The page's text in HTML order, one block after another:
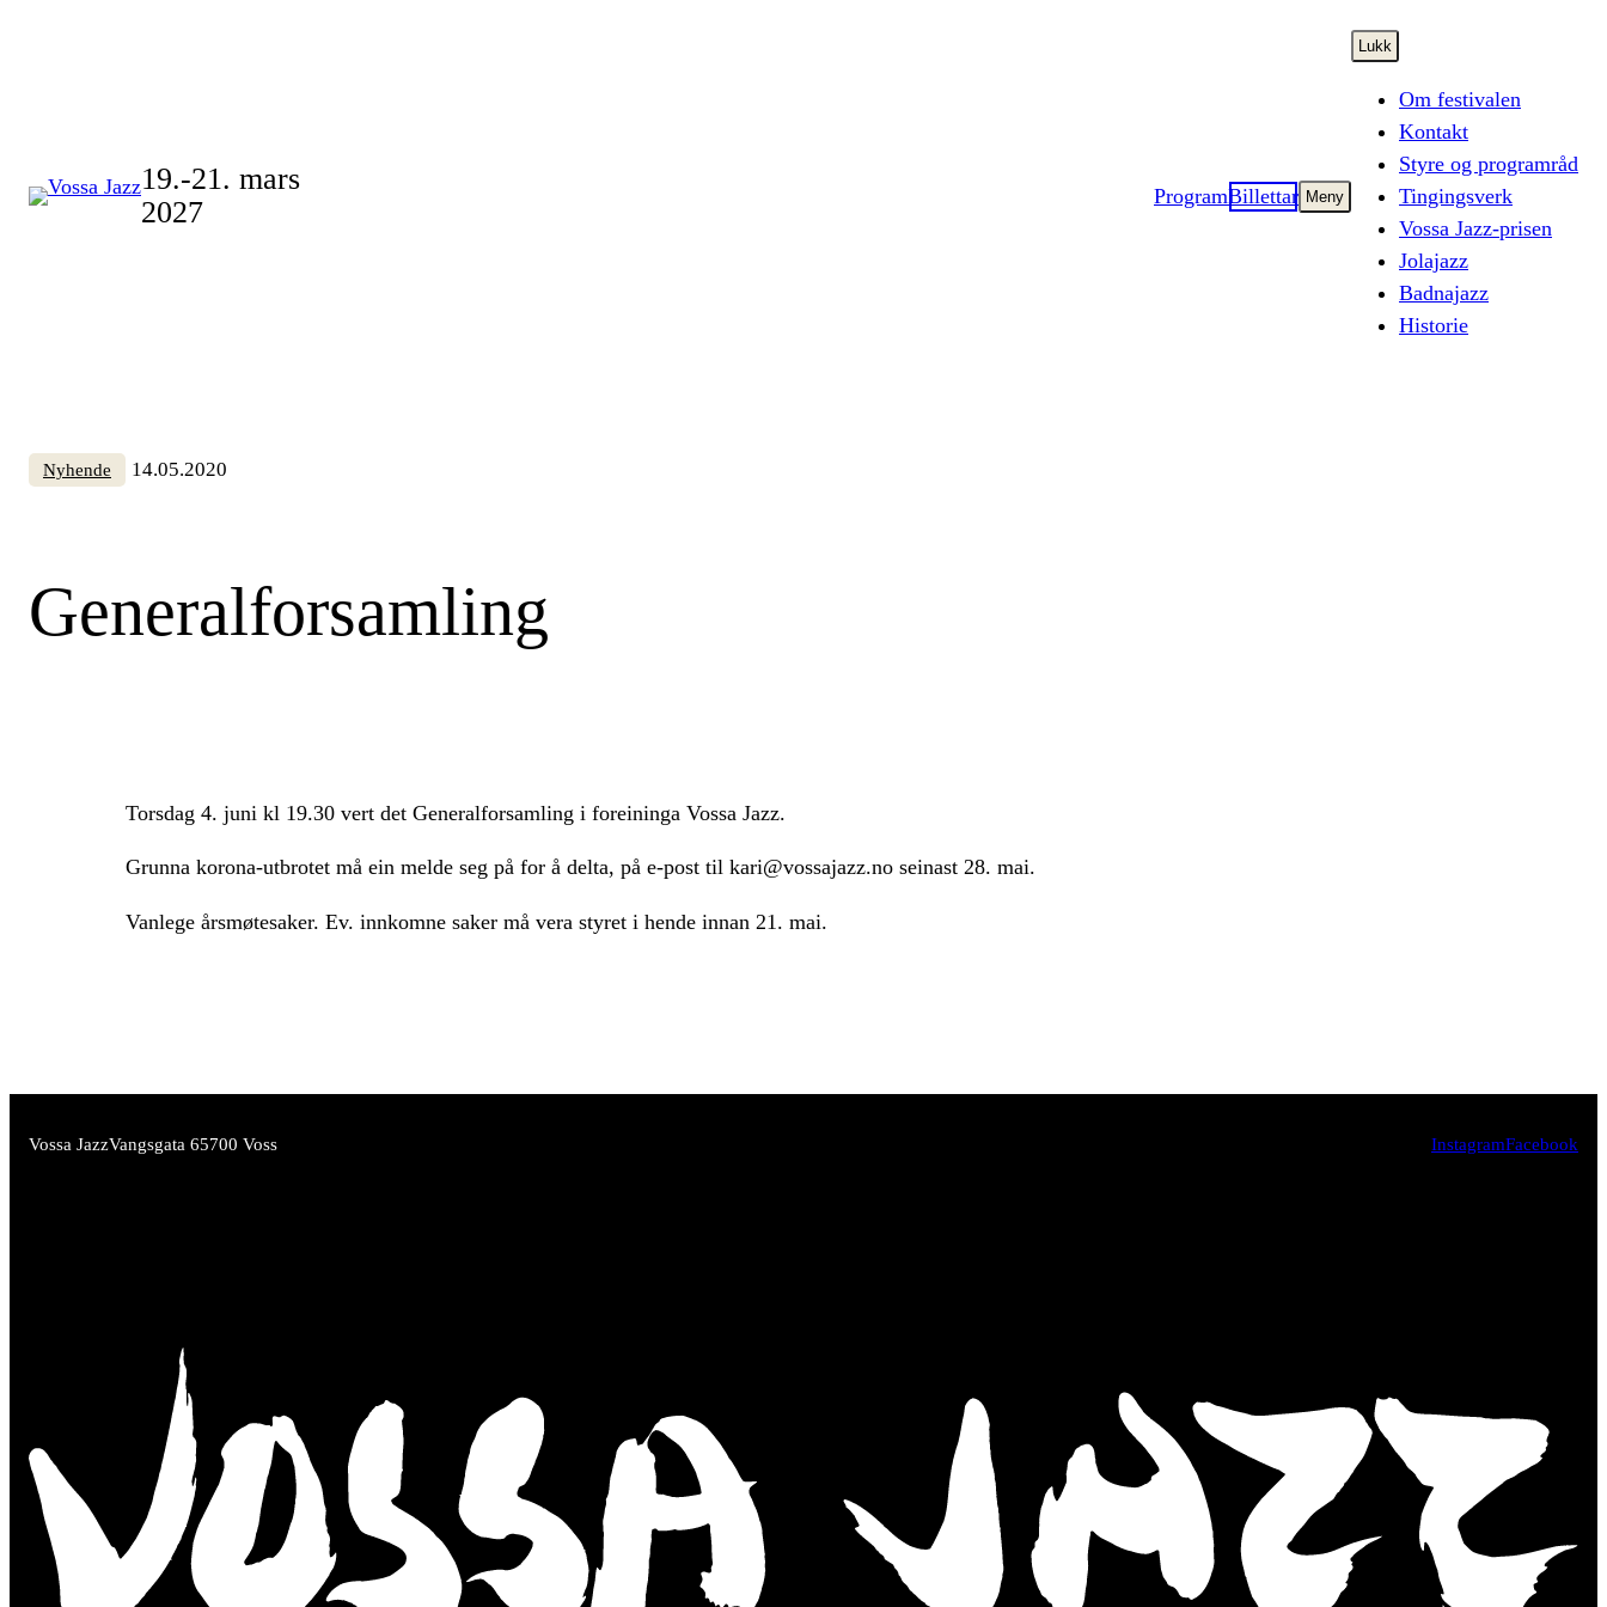
19.-21. mars
2027
ProgramBillettar Meny
Lukk
Om festivalen
Kontakt
Styre og programråd
Tingingsverk
Vossa Jazz-prisen
Jolajazz
Badnajazz
Historie
Nyhende 14.05.2020
Generalforsamling
Torsdag 4. juni kl 19.30 vert det Generalforsamling i foreininga Vossa Jazz.
Grunna korona-utbrotet må ein melde seg på for å delta, på e-post til kari@vossajazz.no seinast 28. mai.
Vanlege årsmøtesaker. Ev. innkomne saker må vera styret i hende innan 21. mai.
Vossa JazzVangsgata 65700 Voss InstagramFacebook